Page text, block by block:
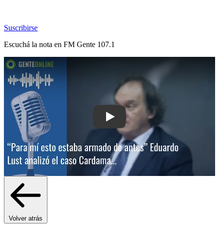
Suscribirse
Escuchá la nota en FM Gente 107.1
Play: “Para mí esto estaba armado
Volver atrás